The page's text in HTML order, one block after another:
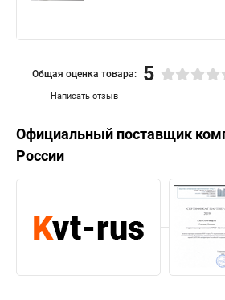
Написать отзыв
Общая оценка товара: 5
Официальный поставщик
России